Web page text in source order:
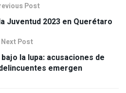
Post
Juventud 2023 en Querétaro
Next Post
la lupa: acusaciones de
emergen